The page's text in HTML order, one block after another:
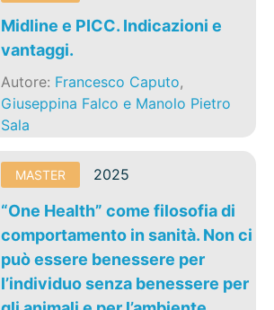
Midline e PICC. Indicazioni e
vantaggi.
Autore: Francesco Caputo,
Giuseppina Falco e Manolo Pietro
Sala
MASTER 2025
“One Health” come filosofia di
comportamento in sanità. Non ci
può essere benessere per
l’individuo senza benessere per